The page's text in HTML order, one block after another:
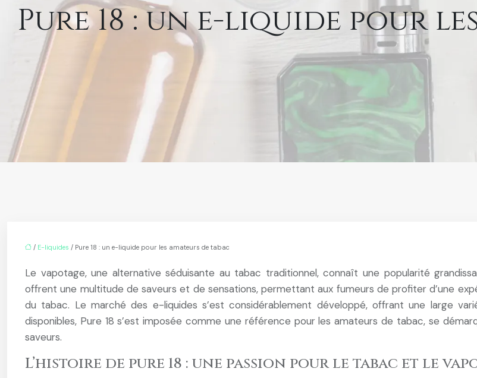
Pure 18 : un e-liquide pour
/ E-liquides / Pure 18 : un e-liquide pour les amateurs de tabac
Le vapotage, une alternative séduisante au tabac traditionnel, connaît une popularité
offrent une multitude de saveurs et de sensations, permettant aux fumeurs de profiter d’une
du tabac. Le marché des e-liquides s’est considérablement développé, offrant une large
disponibles, Pure 18 s’est imposée comme une référence pour les amateurs de tabac, se
saveurs.
L’histoire de pure 18 : une passion pour le tabac et le